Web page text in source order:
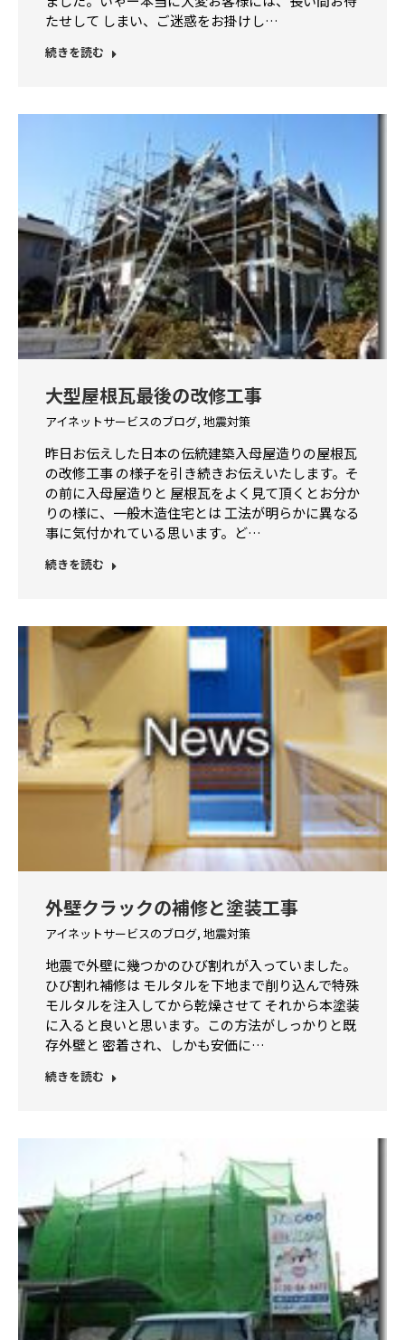
たせして しまい、ご迷惑をお掛けし…
続きを読む
大型屋根瓦最後の改修工事
アイネットサービスのブログ, 地震対策
昨日お伝えした日本の伝統建築入母屋造りの屋根瓦
の改修工事 の様子を引き続きお伝えいたします。そ
の前に入母屋造りと 屋根瓦をよく見て頂くとお分か
りの様に、一般木造住宅とは 工法が明らかに異なる
事に気付かれている思います。ど…
続きを読む
外壁クラックの補修と塗装工事
アイネットサービスのブログ, 地震対策
地震で外壁に幾つかのひび割れが入っていました。
ひび割れ補修は モルタルを下地まで削り込んで特殊
モルタルを注入してから乾燥させて それから本塗装
に入ると良いと思います。この方法がしっかりと既
存外壁と 密着され、しかも安価に…
続きを読む